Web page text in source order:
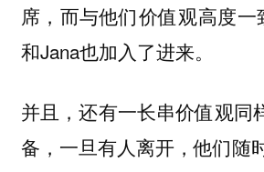
席，而与他们价值观高度一
和Jana也加入了进来。
并且，还有一长串价值观同
备，一旦有人离开，他们随